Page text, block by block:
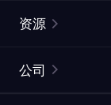
网页抓取 API
ISP代理
ProxySite
市场研究
资源
公司